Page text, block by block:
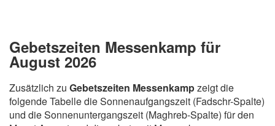
Gebetszeiten Messenkamp für
August 2026
Zusätzlich zu Gebetszeiten Messenkampzeigt die
folgende Tabelle die Sonnenaufgangszeit (Fadschr-Spalte)
und die Sonnenuntergangszeit (Maghreb-Spalte) für den